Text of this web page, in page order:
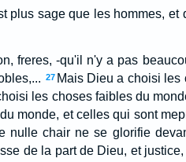
plus sage que les hommes,
freres, -qu'il n'y a pas
27 Mais Dieu a choisi les
les choses faibles du
monde, et celles qui sont
nulle chair ne se glorifie
de la part de Dieu, et